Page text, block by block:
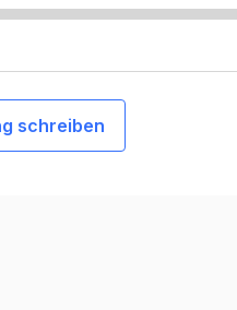
schreiben